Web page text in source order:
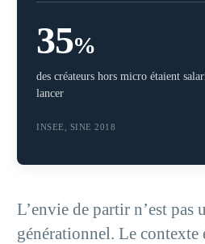
35%
des créateurs hors micro étaient
lancer
INSEE, SINE 2018
L’envie de partir n’est pas
générationnel. Le contexte